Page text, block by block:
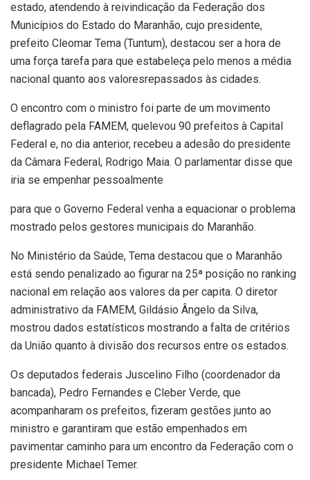
estado, atendendo à reivindicação da Federação dos
Municípios do Estado do Maranhão, cujo presidente,
prefeito Cleomar Tema (Tuntum), destacou ser a hora de
uma força tarefa para que estabeleça pelo menos a média
nacional quanto aos valoresrepassados às cidades.
O encontro com o ministro foi parte de um movimento
deflagrado pela FAMEM, quelevou 90 prefeitos à Capital
Federal e, no dia anterior, recebeu a adesão do presidente
da Câmara Federal, Rodrigo Maia. O parlamentar disse que
iria se empenhar pessoalmente
para que o Governo Federal venha a equacionar o problema
mostrado pelos gestores municipais do Maranhão.
No Ministério da Saúde, Tema destacou que o Maranhão
está sendo penalizado ao figurar na 25ª posição no ranking
nacional em relação aos valores da per capita. O diretor
administrativo da FAMEM, Gildásio Ângelo da Silva,
mostrou dados estatísticos mostrando a falta de critérios
da União quanto à divisão dos recursos entre os estados.
Os deputados federais Juscelino Filho (coordenador da
bancada), Pedro Fernandes e Cleber Verde, que
acompanharam os prefeitos, fizeram gestões junto ao
ministro e garantiram que estão empenhados em
pavimentar caminho para um encontro da Federação com o
presidente Michael Temer.